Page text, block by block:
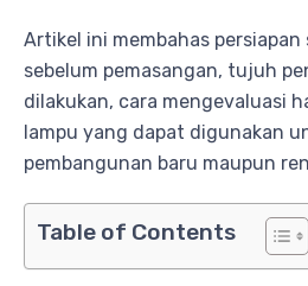
Artikel ini membahas
sebelum pemasangan, tujuh
dilakukan, cara mengevaluasi
lampu yang dapat digunakan
pembangunan baru maupun
Table of Contents